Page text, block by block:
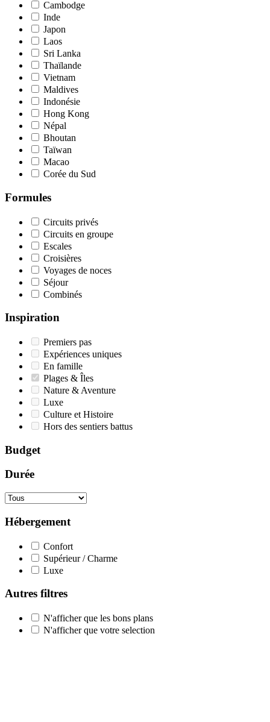
Cambodge
Inde
Japon
Laos
Sri Lanka
Thaïlande
Vietnam
Maldives
Indonésie
Hong Kong
Népal
Bhoutan
Taïwan
Macao
Corée du Sud
Formules
Circuits privés
Circuits en groupe
Escales
Croisières
Voyages de noces
Séjour
Combinés
Inspiration
Premiers pas
Expériences uniques
En famille
Plages & Îles
Nature & Aventure
Luxe
Culture et Histoire
Hors des sentiers battus
Budget
Durée
Hébergement
Confort
Supérieur / Charme
Luxe
Autres filtres
N'afficher que les bons plans
N'afficher que votre selection